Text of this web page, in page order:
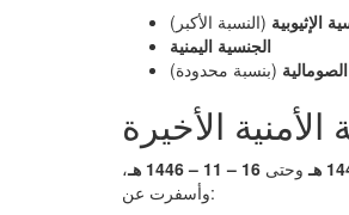
الإثيوبية (النسبة الأكبر)
الجنسية اليمنية
(بنسبة محدودة)
الأمنية الأخيرة
وحتى 16 – 11 – 1446 هـ
،
وأسفرت عن: